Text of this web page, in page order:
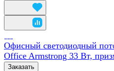
Офисный светодиодный
Office Armstrong 33 Вт,
Заказать